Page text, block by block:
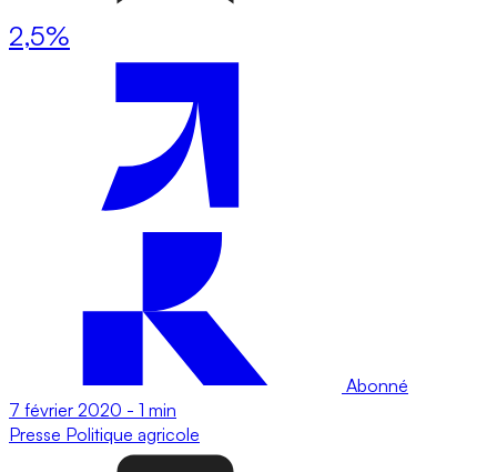
2,5%
Abonné
7 février 2020 - 1 min
Presse Politique agricole